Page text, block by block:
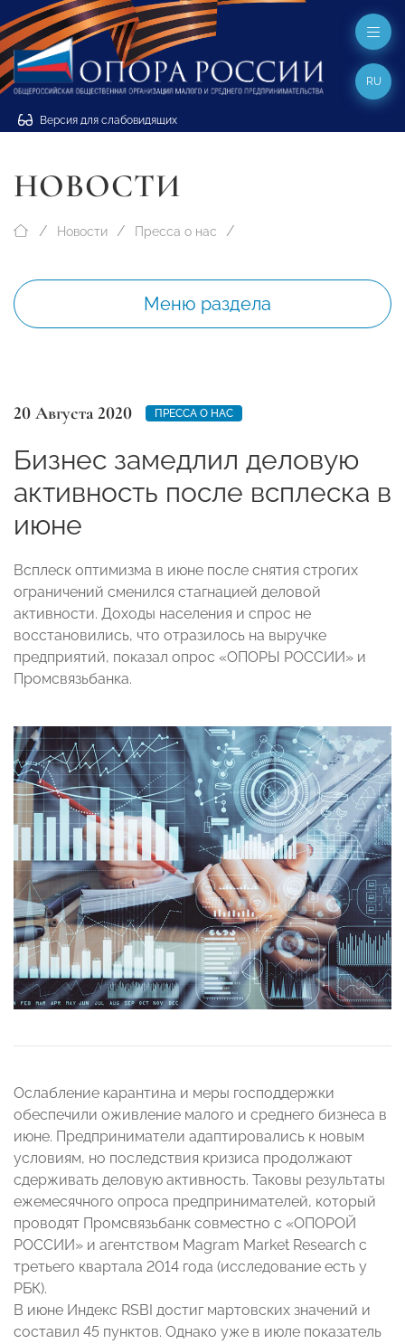
Версия для слабовидящих
RU
НОВОСТИ
Новости Пресса о нас
Меню раздела
20 Августа 2020 ПРЕССА О НАС
Бизнес замедлил деловую
активность после всплеска в
июне
Всплеск оптимизма в июне после снятия строгих
ограничений сменился стагнацией деловой
активности. Доходы населения и спрос не
восстановились, что отразилось на выручке
предприятий, показал опрос «ОПОРЫ РОССИИ» и
Промсвязьбанка.
Ослабление карантина и меры господдержки
обеспечили оживление малого и среднего бизнеса в
июне. Предприниматели адаптировались к новым
условиям, но последствия кризиса продолжают
сдерживать деловую активность. Таковы результаты
ежемесячного опроса предпринимателей, который
проводят Промсвязьбанк совместно с «ОПОРОЙ
РОССИИ» и агентством Magram Market Research с
третьего квартала 2014 года (исследование есть у
РБК).
В июне Индекс RSBI достиг мартовских значений и
составил 45 пунктов. Однако уже в июле показатель